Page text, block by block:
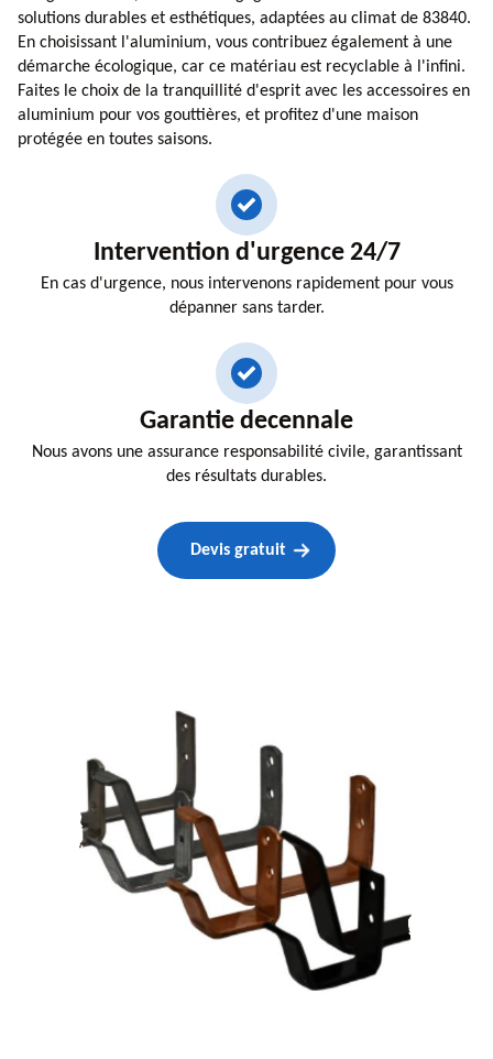
solutions durables et esthétiques, adaptées au climat de 83840.
En choisissant l'aluminium, vous contribuez également à une
démarche écologique, car ce matériau est recyclable à l'infini.
Faites le choix de la tranquillité d'esprit avec les accessoires en
aluminium pour vos gouttières, et profitez d'une maison
protégée en toutes saisons.
Intervention d'urgence 24/7
En cas d'urgence, nous intervenons rapidement pour vous
dépanner sans tarder.
Garantie decennale
Nous avons une assurance responsabilité civile, garantissant
des résultats durables.
Devis gratuit